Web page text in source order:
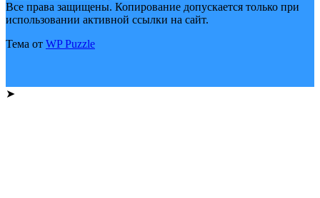
Все права защищены. Копирование допускается только при
использовании активной ссылки на сайт.
Тема от WP Puzzle
➤